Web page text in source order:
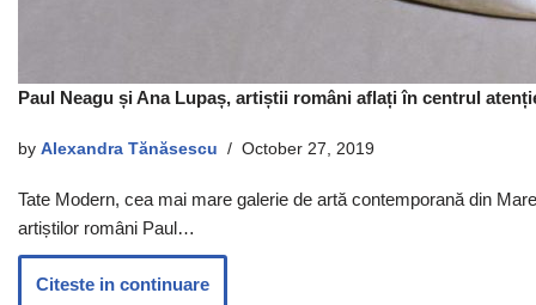
Paul Neagu și Ana Lupaș, artiștii români aflați în centrul
by Alexandra Tănăsescu October 27, 2019
Tate Modern, cea mai mare galerie de artă contemporană din
artiștilor români Paul…
Citeste in continuare